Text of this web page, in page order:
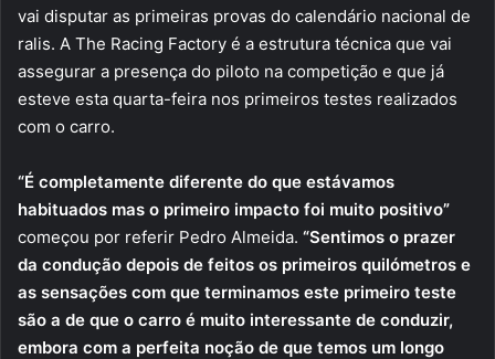
vai disputar as primeiras provas do calendário nacional de
ralis. A The Racing Factory é a estrutura técnica que vai
assegurar a presença do piloto na competição e que já
esteve esta quarta-feira nos primeiros testes realizados
com o carro.
“É completamente diferente do que estávamos
habituados mas o primeiro impacto foi muito positivo”
começou por referir Pedro Almeida. “Sentimos o prazer
da condução depois de feitos os primeiros quilómetros e
as sensações com que terminamos este primeiro teste
são a de que o carro é muito interessante de conduzir,
embora com a perfeita noção de que temos um longo